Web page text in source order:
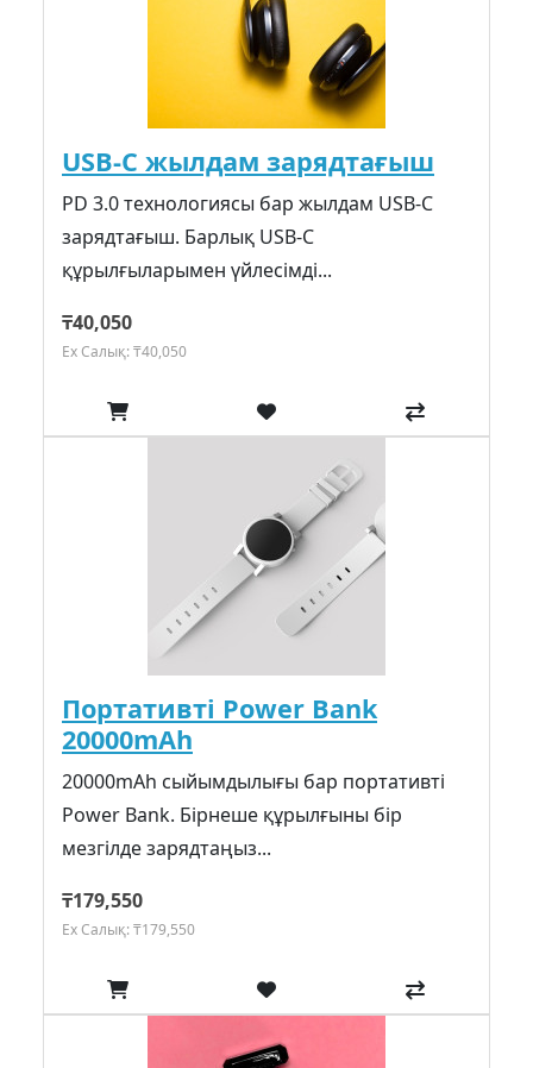
USB-C жылдам зарядтағыш
PD 3.0 технологиясы бар жылдам USB-C
зарядтағыш. Барлық USB-C
құрылғыларымен үйлесімді...
₸40,050
Ex Салық: ₸40,050
Портативті Power Bank
20000mAh
20000mAh сыйымдылығы бар портативті
Power Bank. Бірнеше құрылғыны бір
мезгілде зарядтаңыз...
₸179,550
Ex Салық: ₸179,550